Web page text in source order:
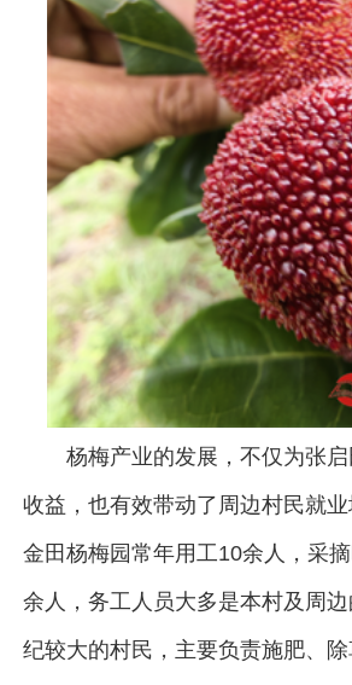
杨梅产业的发展，不仅为张
收益，也有效带动了周边村民就业
金田杨梅园常年用工10余人，采
余人，务工人员大多是本村及周
纪较大的村民，主要负责施肥、